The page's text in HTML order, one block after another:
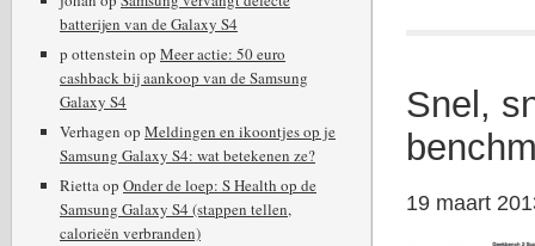
Snel,
19 maart
batterijen van de Galaxy S4
p ottenstein op Meer actie: 50 euro
cashback bij aankoop van de Samsung
Galaxy S4
Verhagen op Meldingen en ikoontjes op je
Samsung Galaxy S4: wat betekenen ze?
Riettaop Onder de loep: S Health op de
Samsung Galaxy S4 (stappen tellen,
calorieën verbranden)